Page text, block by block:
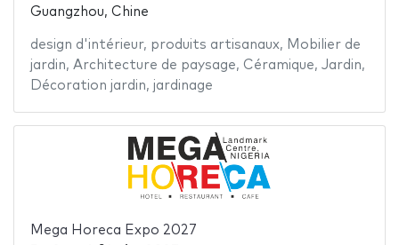
Guangzhou, Chine
design d'intérieur, produits artisanaux, Mobilier de
jardin, Architecture de paysage, Céramique, Jardin,
Décoration jardin, jardinage
Mega Horeca Expo 2027